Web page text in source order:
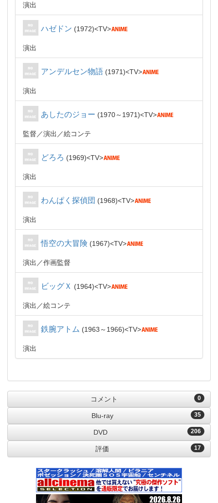
演出
ハゼドン 1972 TV
演出
アンデルセン物語 1971 TV
演出
あしたのジョー 1970～1971 TV
監督 演出 絵コンテ
どろろ 1969 TV
演出
わんぱく探偵団 1968 TV
演出
悟空の大冒険 1967 TV
演出 作画監督
ビッグＸ 1964 TV
演出 絵コンテ
鉄腕アトム 1963～1966 TV
演出
0
コメント
35
Blu-ray
206
DVD
17
評価